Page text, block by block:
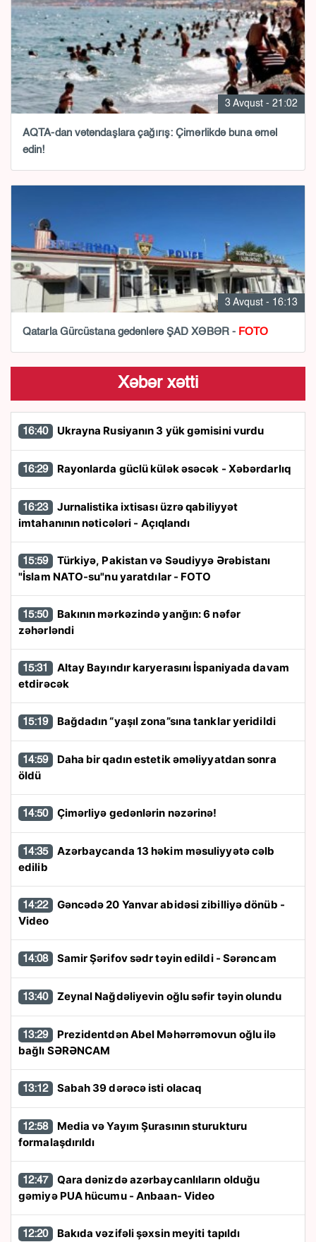
3 Avqust - 21:02
AQTA-dan vətəndaşlara çağırış: Çimərlikdə buna əməl
edin!
3 Avqust - 16:13
Qatarla Gürcüstana gedənlərə ŞAD XƏBƏR - FOTO
Xəbər xətti
16:40 Ukrayna Rusiyanın 3 yük gəmisini vurdu
16:29 Rayonlarda güclü külək əsəcək - Xəbərdarlıq
16:23
imtahanının nəticələri - Açıqlandı
15:59
"İslam NATO-su"nu yaratdılar - FOTO
15:50
zəhərləndi
15:31
etdirəcək
15:19 Bağdadın “yaşıl zona”sına tanklar yeridildi
14:59
öldü
14:50 Çimərliyə gedənlərin nəzərinə!
14:35
edilib
14:22
Video
14:08 Samir Şərifov sədr təyin edildi - Sərəncam
13:40 Zeynal Nağdəliyevin oğlu səfir təyin olundu
13:29
bağlı SƏRƏNCAM
13:12 Sabah 39 dərəcə isti olacaq
12:58
formalaşdırıldı
12:47
gəmiyə PUA hücumu - Anbaan- Video
12:20 Bakıda vəzifəli şəxsin meyiti tapıldı